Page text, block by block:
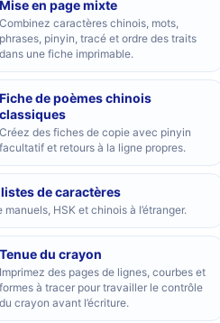
Mise en page mixte
Combinez caractères chinois, mots,
phrases, pinyin, tracé et ordre des traits
dans une fiche imprimable.
Fiche de poèmes chinois
classiques
Créez des fiches de copie avec pinyin
facultatif et retours à la ligne propres.
listes de caractères
manuels, HSK et chinois à l’étranger.
Tenue du crayon
Imprimez des pages de lignes, courbes et
formes à tracer pour travailler le contrôle
du crayon avant l’écriture.